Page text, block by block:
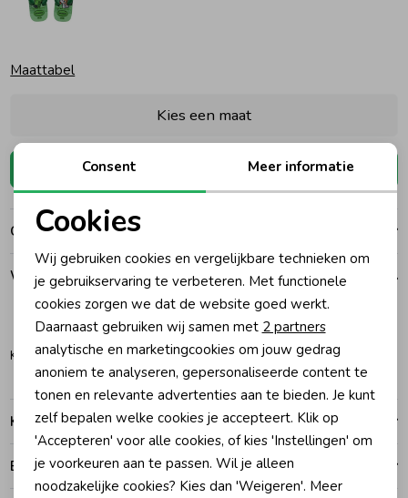
Zomeraccessoires
Kledingaccessoires
Beenmode
Leggings
Boxpakjes
Rompers
Ondergoed
Regenkleding &-laarzen
Zomeraccessoires
Maattabel
Kies een maat
Over dit item
Winkelvoorraad
27-28
33-34
Katwijk
Kenmerken
Betalen
Noodzakelijke cookies
Personalisatie cookies
Analytische cookies
Marketing cookies
Consent Meer informatie
Cookies
Wij gebruiken cookies en vergelijkbare technieken om
je gebruikservaring te verbeteren. Met functionele
cookies zorgen we dat de website goed werkt.
Daarnaast gebruiken wij samen met 2 partners
analytische en marketingcookies om jouw gedrag
anoniem te analyseren, gepersonaliseerde content te
tonen en relevante advertenties aan te bieden. Je kunt
zelf bepalen welke cookies je accepteert. Klik op
'Accepteren' voor alle cookies, of kies 'Instellingen' om
je voorkeuren aan te passen. Wil je alleen
noodzakelijke cookies? Kies dan 'Weigeren'. Meer